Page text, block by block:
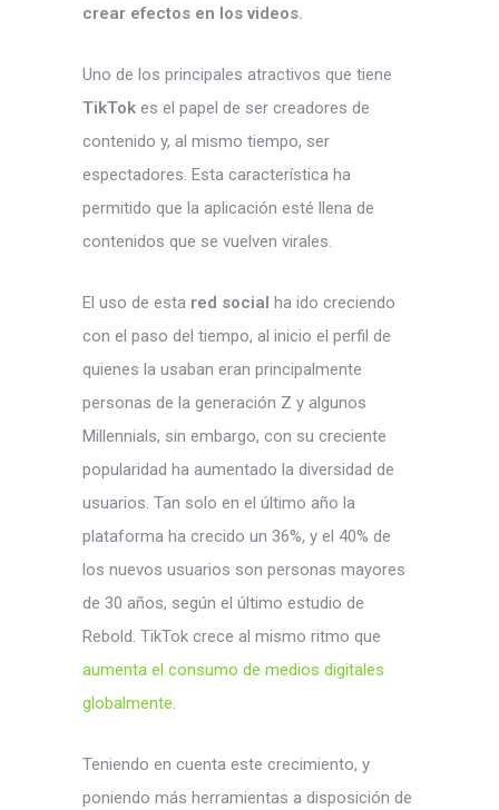
crear efectos en los videos.
Uno de los principales atractivos que tiene
TikTok es el papel de ser creadores de
contenido y, al mismo tiempo, ser
espectadores. Esta característica ha
permitido que la aplicación esté llena de
contenidos que se vuelven virales.
El uso de esta red social ha ido creciendo
con el paso del tiempo, al inicio el perfil de
quienes la usaban eran principalmente
personas de la generación Z y algunos
Millennials, sin embargo, con su creciente
popularidad ha aumentado la diversidad de
usuarios. Tan solo en el último año la
plataforma ha crecido un 36%, y el 40% de
los nuevos usuarios son personas mayores
de 30 años, según el último estudio de
Rebold. TikTok crece al mismo ritmo que
aumenta el consumo de medios digitales
globalmente.
Teniendo en cuenta este crecimiento, y
poniendo más herramientas a disposición de